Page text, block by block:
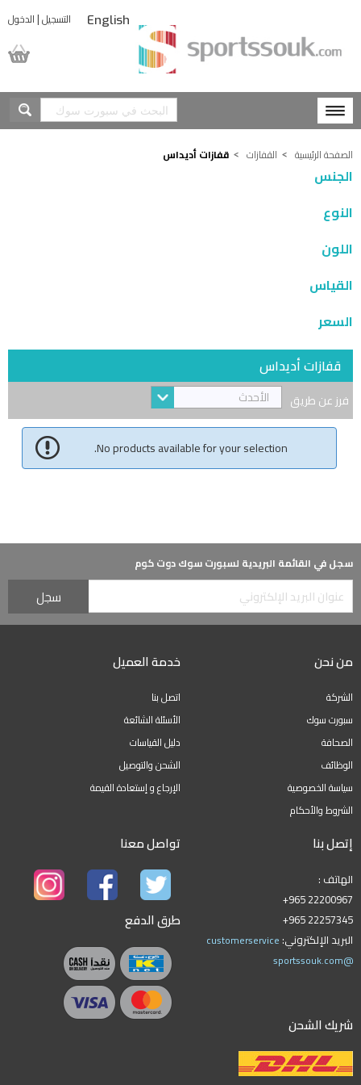
التسجيل|الدخول English
الصفحة الرئيسية القفازات قفازات أديداس
الجنس
النوع
اللون
القياس
السعر
قفازات أديداس
فرز عن طريق الأحدث
No products available for your selection.
سجل في القائمة البريدية لسبورت سوك دوت كوم
من نحن
الشركة
سبورت سوك
الصحافة
الوظائف
سياسة الخصوصية
الشروط والأحكام
خدمة العميل
اتصل بنا
الأسئلة الشائعة
دليل القياسات
الشحن والتوصيل
الإرجاع و إستعادة القيمة
إتصل بنا
الهاتف :
+965 22200967
+965 22257345
البريد الإلكتروني: customerservice
@sportssouk.com
تواصل معنا
طرق الدفع
شريك الشحن